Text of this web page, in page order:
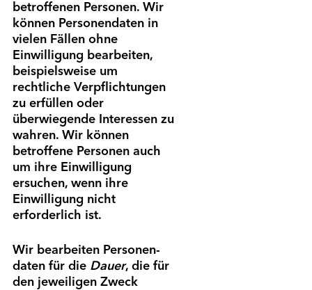
betroffenen Personen. Wir
können Personen­daten in
vielen Fällen ohne
Einwilligung bearbeiten,
beispielsweise um
rechtliche Verpflichtungen
zu erfüllen oder
überwiegende Interessen zu
wahren. Wir können
betroffene Personen auch
um ihre Einwilligung
ersuchen, wenn ihre
Einwilligung nicht
erforderlich ist.
Wir bearbeiten Personen­
daten für die Dauer, die für
den jeweiligen Zweck